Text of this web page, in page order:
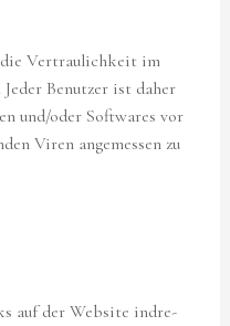
die Vertraulichkeit im
Benutzer ist daher
und/oder Softwares vor
Viren angemessen zu
auf der Website indre-